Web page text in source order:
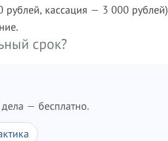
кассация — 3 000
срок?
— бесплатно.